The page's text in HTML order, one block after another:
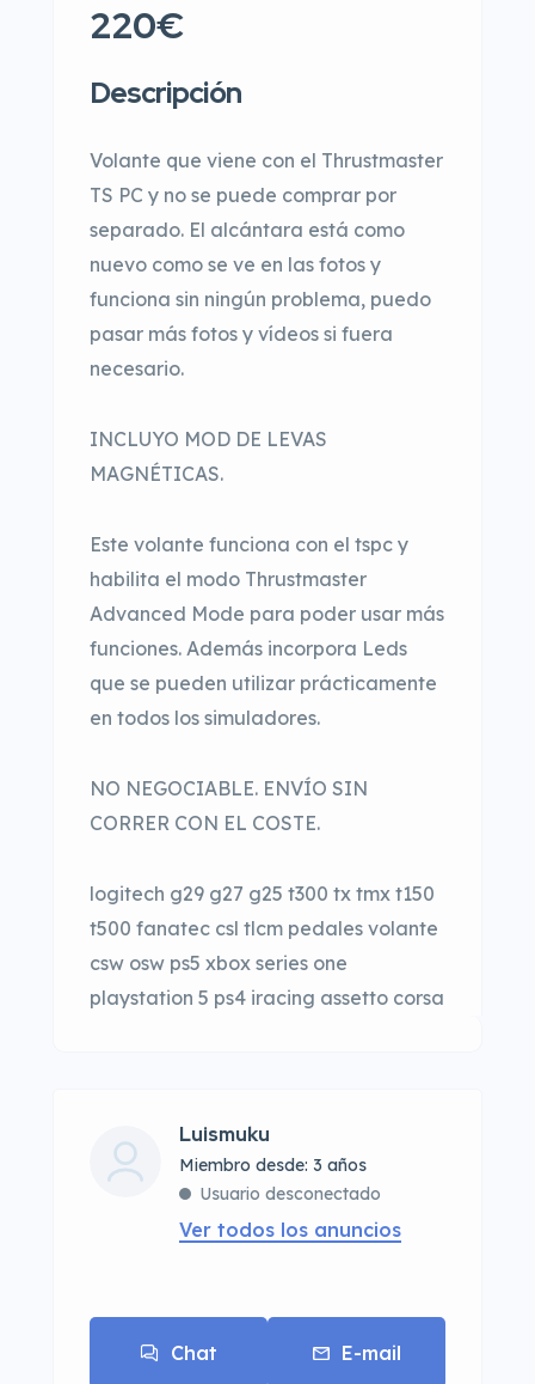
220€
Descripción
Volante que viene con el Thrustmaster
TS PC y no se puede comprar por
separado. El alcántara está como
nuevo como se ve en las fotos y
funciona sin ningún problema, puedo
pasar más fotos y vídeos si fuera
necesario.
INCLUYO MOD DE LEVAS
MAGNÉTICAS.
Este volante funciona con el tspc y
habilita el modo Thrustmaster
Advanced Mode para poder usar más
funciones. Además incorpora Leds
que se pueden utilizar prácticamente
en todos los simuladores.
NO NEGOCIABLE. ENVÍO SIN
CORRER CON EL COSTE.
logitech g29 g27 g25 t300 tx tmx t150
t500 fanatec csl tlcm pedales volante
csw osw ps5 xbox series one
playstation 5 ps4 iracing assetto corsa
Luismuku
Miembro desde: 3 años
Usuario desconectado
Ver todos los anuncios
Chat E-mail